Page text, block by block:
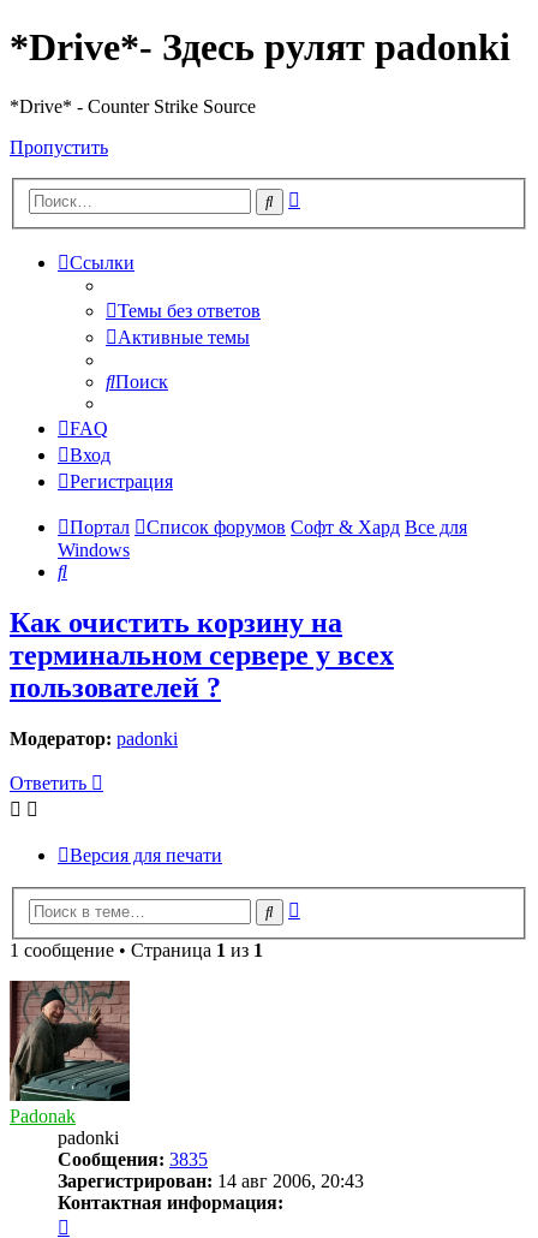
*Drive*- Здесь рулят padonki
*Drive* - Counter Strike Source
Пропустить
Поиск
Ссылки
Темы без ответов
Активные темы
Поиск
FAQ
Вход
Регистрация
Портал Список форумов Софт & Хард Все для
Windows
Поиск
Как очистить корзину на
терминальном сервере у всех
пользователей ?
Модератор: padonki
Ответить
Версия для печати
Поиск
1 сообщение • Страница 1 из 1
Padonak
padonki
Сообщения: 3835
Зарегистрирован: 14 авг 2006, 20:43
Контактная информация: